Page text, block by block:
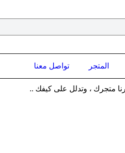
المتجر تواصل معنا
متجرك ، وتدلل على كيفك ..